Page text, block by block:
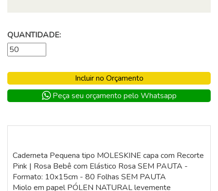
QUANTIDADE:
Incluir no Orçamento
Peça seu orçamento pelo Whatsapp
Caderneta Pequena tipo MOLESKINE capa com Recorte
Pink | Rosa Bebê com Elástico Rosa SEM PAUTA -
Formato: 10x15cm - 80 Folhas SEM PAUTA
Miolo em papel PÓLEN NATURAL levemente